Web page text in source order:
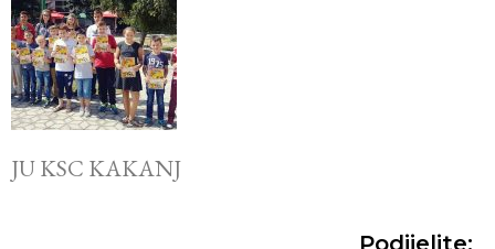
JU KSC KAKANJ
Podijelite: